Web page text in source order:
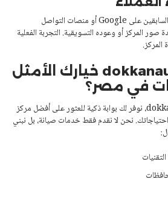
قم دائمًا بقراءة تقييمات العملاء السابقين على Google أو منصات التواصل
المركز أو وعوده التسويقية. التجربة الفعلية
لماذا يعتبر dokkanauto خيارك الأمثل
في مصر؟
من خلال موقع dokkanauto.com، نوفر لك بوابة ذكية للعثور على أفضل مركز
نحن لا نقدم فقطخدمات صيانة، بل نبني